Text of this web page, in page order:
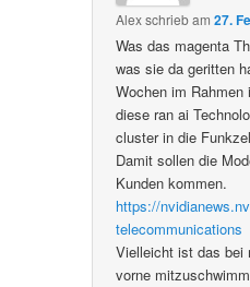
Alexschriebam27.
Was das magenta
was sie da geritten
Wochen im
diese ran ai
cluster in die
Damit sollen die
Kunden kommen.
https://
telecommunications
Vielleicht ist das bei
vorne